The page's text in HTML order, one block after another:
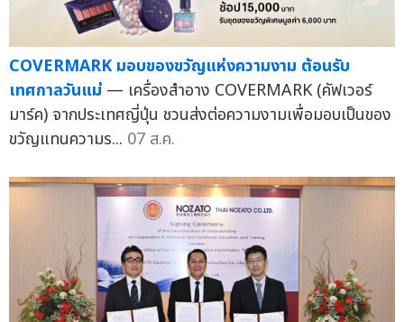
COVERMARK มอบของขวัญแห่งความงาม ต้อนรับ
เทศกาลวันแม่ — เครื่องสำอาง COVERMARK (คัฟเวอร์
มาร์ค) จากประเทศญี่ปุ่น ชวนส่งต่อความงามเพื่อมอบเป็นของ
ขวัญแทนความร... 07 ส.ค.